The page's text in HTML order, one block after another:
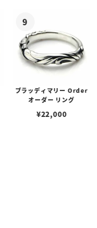
ブラッディマリー Order
オーダー リング
¥22,000